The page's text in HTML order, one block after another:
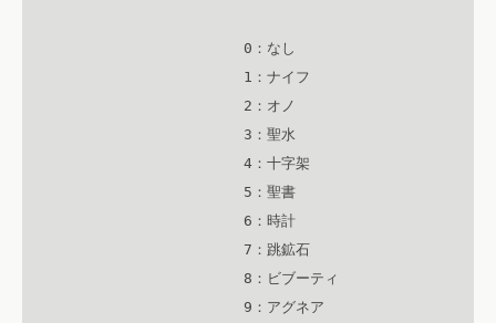
0：なし
1：ナイフ
2：オノ
3：聖水
4：十字架
5：聖書
6：時計
7：跳鉱石
8：ビブーティ
9：アグネア